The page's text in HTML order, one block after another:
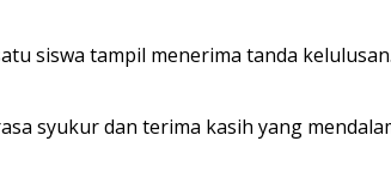
siswa tampil menerima tanda
syukur dan terima kasih yang